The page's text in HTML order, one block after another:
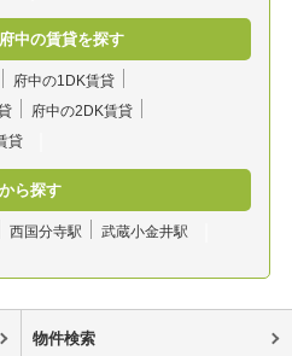
中の賃貸を探す
府中の1DK賃貸
府中の2DK賃貸
貸
ら探す
西国分寺駅 武蔵小金井駅
物件検索